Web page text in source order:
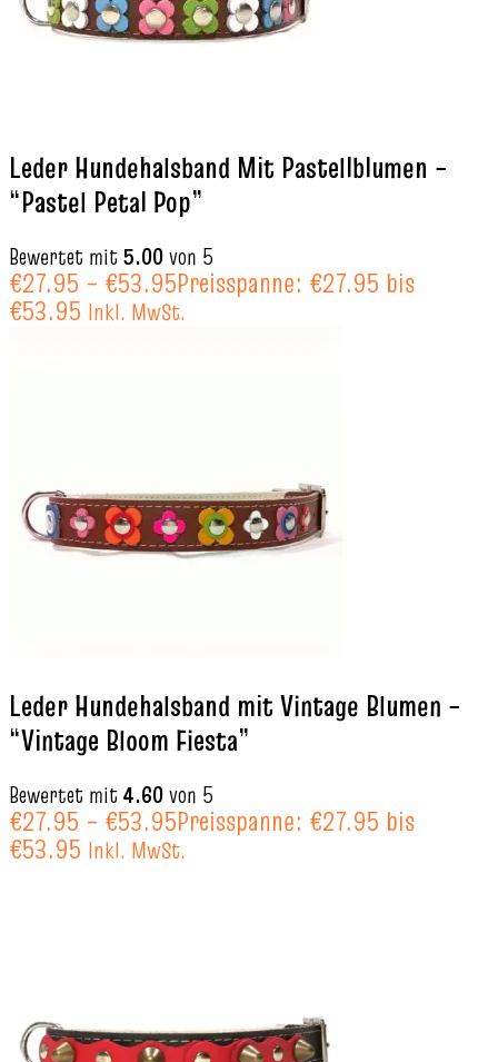
Leder Hundehalsband Mit Pastellblumen –
“Pastel Petal Pop”
Bewertet mit5.00von 5
€27.95 – €53.95Preisspanne: €27.95 bis
€53.95 Inkl. MwSt.
Leder Hundehalsband mit Vintage Blumen –
“Vintage Bloom Fiesta”
Bewertet mit4.60von 5
€27.95 – €53.95Preisspanne: €27.95 bis
€53.95 Inkl. MwSt.